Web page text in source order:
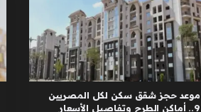
موعد حجز شقق سكن لكل المصريين
9.. أماكن الطرح وتفاصيل الأسعار